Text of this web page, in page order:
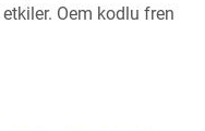
Oem kodlu fren